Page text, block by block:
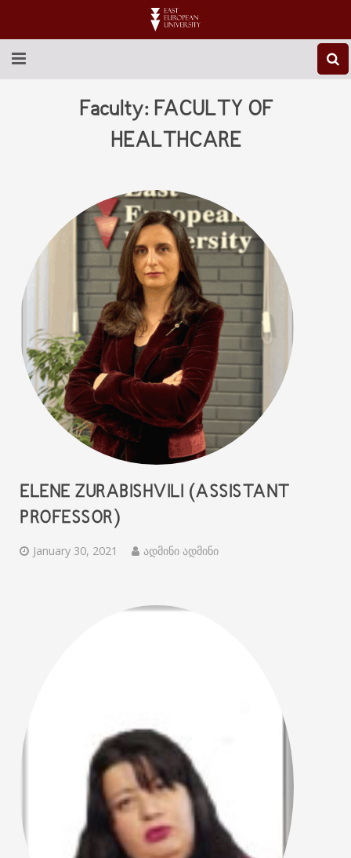
INTERNATIONAL
STUDENT LIFE
CONTACT US
Faculty: FACULTY OF
HEALTHCARE
ELENE ZURABISHVILI (ASSISTANT
PROFESSOR)
January 30, 2021 ადმინი ადმინი